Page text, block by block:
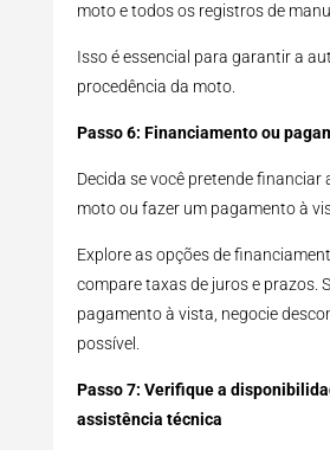
moto e todos os registros de
Isso é essencial para garantir a
procedência da moto.
Passo 6: Financiamento ou
Decida se você pretende financiar
moto ou fazer um pagamento à
Explore as opções de
compare taxas de juros e prazos.
pagamento à vista, negocie
possível.
Passo 7: Verifique a
assistência técnica